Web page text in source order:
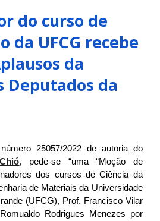
do curso de
da UFCG recebe
da
Deputados da
25057/2022 de autoria do
, pede-se “uma “Moção de
dos cursos de Ciência da
de Materiais da Universidade
(UFCG), Prof. Francisco Vilar
Rodrigues Menezes por